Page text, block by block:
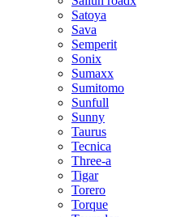
Satoya
Sava
Semperit
Sonix
Sumaxx
Sumitomo
Sunfull
Sunny
Taurus
Tecnica
Three-a
Tigar
Torero
Torque